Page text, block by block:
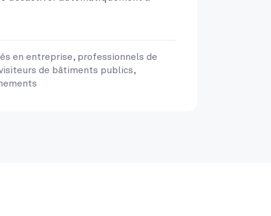
en entreprise, professionnels de
de bâtiments publics,